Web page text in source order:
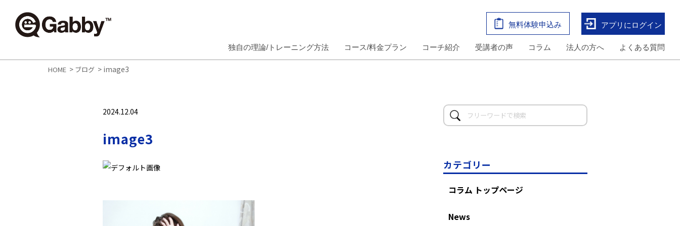
無料体験申込み アプリにログイン
独自の理論/トレーニング方法 コース/料金プラン コーチ紹介 受講者の声 コラム 法人の方へ よくある質問
HOME > ブログ > image3
2024.12.04
image3
カテゴリー
コラム トップページ
News